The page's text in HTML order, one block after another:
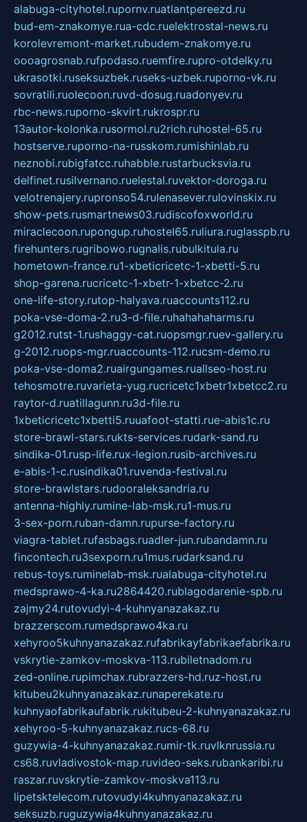
alabuga-cityhotel.rupornv.ruatlantpereezd.ru
bud-em-znakomye.rua-cdc.ruelektrostal-news.ru
korolevremont-market.rubudem-znakomye.ru
oooagrosnab.rufpodaso.ruemfire.rupro-otdelky.ru
ukrasotki.ruseksuzbek.ruseks-uzbek.ruporno-vk.ru
sovratili.ruolecoon.ruvd-dosug.ruadonyev.ru
rbc-news.ruporno-skvirt.rukrospr.ru
13autor-kolonka.rusormol.ru2rich.ruhostel-65.ru
hostserve.ruporno-na-russkom.rumishinlab.ru
neznobi.rubigfatcc.ruhabble.rustarbucksvia.ru
delfinet.rusilvernano.ruelestal.ruvektor-doroga.ru
velotrenajery.rupronso54.rulenasever.rulovinskix.ru
show-pets.rusmartnews03.rudiscofoxworld.ru
miraclecoon.rupongup.ruhostel65.ruliura.ruglasspb.ru
firehunters.rugribowo.rugnalis.rubulkitula.ru
hometown-france.ru1-xbeticricetc-1-xbetti-5.ru
shop-garena.rucricetc-1-xbetr-1-xbetcc-2.ru
one-life-story.rutop-halyava.ruaccounts112.ru
poka-vse-doma-2.ru3-d-file.ruhahahaharms.ru
g2012.rutst-1.rushaggy-cat.ruopsmgr.ruev-gallery.ru
g-2012.ruops-mgr.ruaccounts-112.rucsm-demo.ru
poka-vse-doma2.ruairgungames.ruallseo-host.ru
tehosmotre.ruvarieta-yug.rucricetc1xbetr1xbetcc2.ru
raytor-d.ruatillagunn.ru3d-file.ru
1xbeticricetc1xbetti5.ruuafoot-statti.rue-abis1c.ru
store-brawl-stars.rukts-services.rudark-sand.ru
sindika-01.rusp-life.rux-legion.rusib-archives.ru
e-abis-1-c.rusindika01.ruvenda-festival.ru
store-brawlstars.rudooraleksandria.ru
antenna-highly.rumine-lab-msk.ru1-mus.ru
3-sex-porn.ruban-damn.rupurse-factory.ru
viagra-tablet.rufasbags.ruadler-jun.rubandamn.ru
fincontech.ru3sexporn.ru1mus.rudarksand.ru
rebus-toys.ruminelab-msk.rualabuga-cityhotel.ru
medsprawo-4-ka.ru2864420.rublagodarenie-spb.ru
zajmy24.rutovudyi-4-kuhnyanazakaz.ru
brazzerscom.rumedsprawo4ka.ru
xehyroo5kuhnyanazakaz.rufabrikayfabrikaefabrika.ru
vskrytie-zamkov-moskva-113.rubiletnadom.ru
zed-online.rupimchax.rubrazzers-hd.ruz-host.ru
kitubeu2kuhnyanazakaz.runaperekate.ru
kuhnyaofabrikaufabrik.rukitubeu-2-kuhnyanazakaz.ru
xehyroo-5-kuhnyanazakaz.rucs-68.ru
guzywia-4-kuhnyanazakaz.rumir-tk.ruvlknrussia.ru
cs68.ruvladivostok-map.ruvideo-seks.rubankaribi.ru
raszar.ruvskrytie-zamkov-moskva113.ru
lipetsktelecom.rutovudyi4kuhnyanazakaz.ru
seksuzb.ruguzywia4kuhnyanazakaz.ru